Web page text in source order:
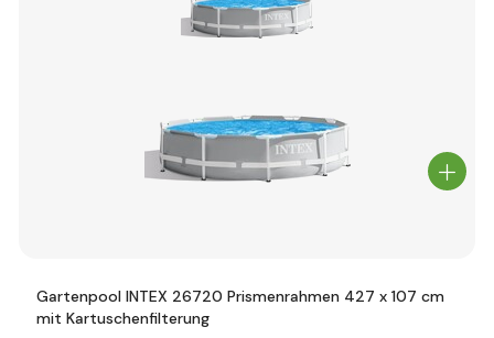
Gartenpool INTEX 26720 Prismenrahmen 427 x 107 cm
mit Kartuschenfilterung